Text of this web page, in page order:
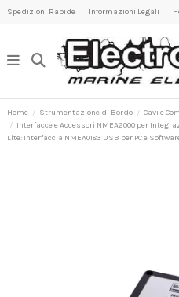
Spedizioni Rapide Informazioni Legali
Home Strumentazione di Bordo
Cavi e
Interfacce e Accessori NMEA2000 per
Lite: Interfaccia NMEA0183 USB per PC e